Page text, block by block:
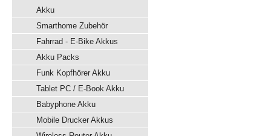
Akku
Smarthome Zubehör
Fahrrad - E-Bike Akkus
Akku Packs
Funk Kopfhörer Akku
Tablet PC / E-Book Akku
Babyphone Akku
Mobile Drucker Akkus